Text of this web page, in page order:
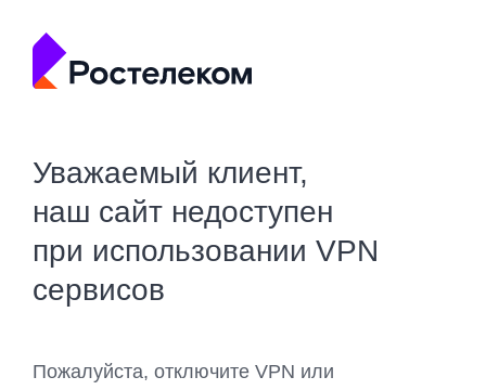
Уважаемый клиент,
наш сайт недоступен
при использовании VPN
сервисов
Пожалуйста, отключите VPN или